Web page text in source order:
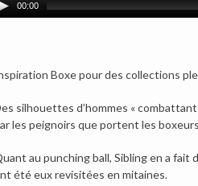
00:00
Boxe pour des collections
silhouettes d’hommes «
les peignoirs que portent les
au punching ball, Sibling en a fait
été eux revisitées en mitaines.